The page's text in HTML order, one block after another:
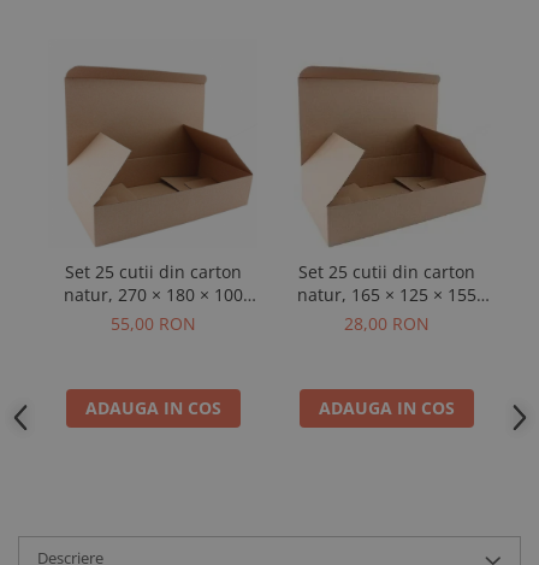
Set 25 cutii din carton
natur, 270 × 180 × 100
mm, 3 straturi
55,00 RON
ADAUGA IN COS
Set 25 cutii din carton
natur, 165 × 125 × 155
mm, 3 straturi
28,00 RON
ADAUGA IN COS
Descriere